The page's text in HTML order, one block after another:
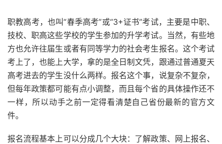
职教高考，也叫“春季高考”或“3+证书”考试，主要是中职、
技校、职高这些学校的学生参加的升学考试。当然，有些地
方也允许往届生或者有同等学力的社会考生报名。这个考试
考上了，也能上大学，拿的是全日制文凭，跟通过普通夏天
高考进去的学生没什么两样。报名这个事，说复杂不复杂，
但每年政策都可能有点小调整，而且每个省的具体操作还不
一样，所以动手之前一定得看清楚自己省份最新的官方文
件。
报名流程基本上可以分成几个大块：了解政策、网上报名、